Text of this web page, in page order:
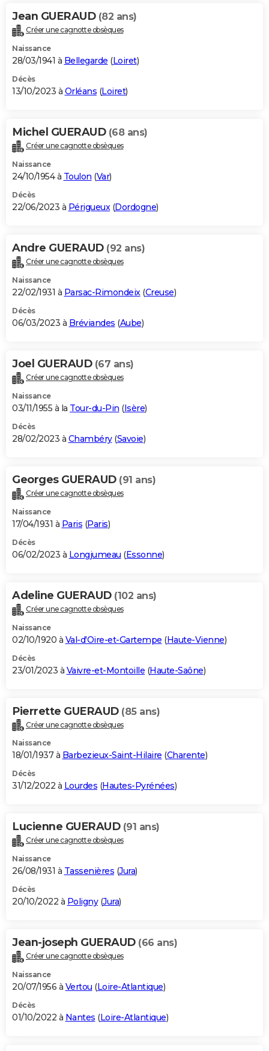
Jean GUERAUD (82 ans)
Créer une cagnotte obsèques
Naissance
28/03/1941 à Bellegarde (Loiret)
Décès
13/10/2023 à Orléans (Loiret)
Michel GUERAUD (68 ans)
Créer une cagnotte obsèques
Naissance
24/10/1954 à Toulon (Var)
Décès
22/06/2023 à Périgueux(Dordogne)
Andre GUERAUD (92 ans)
Créer une cagnotte obsèques
Naissance
22/02/1931 à Parsac-Rimondeix(Creuse)
Décès
06/03/2023 à Bréviandes (Aube)
Joel GUERAUD (67 ans)
Créer une cagnotte obsèques
Naissance
03/11/1955 à la Tour-du-Pin (Isère)
Décès
28/02/2023 à Chambéry(Savoie)
Georges GUERAUD (91 ans)
Créer une cagnotte obsèques
Naissance
17/04/1931 à Paris (Paris)
Décès
06/02/2023 à Longjumeau (Essonne)
Adeline GUERAUD (102 ans)
Créer une cagnotte obsèques
Naissance
02/10/1920 à Val-d'Oire-et-Gartempe (Haute-Vienne)
Décès
23/01/2023 à Vaivre-et-Montoille (Haute-Saône)
Pierrette GUERAUD (85 ans)
Créer une cagnotte obsèques
Naissance
18/01/1937 à Barbezieux-Saint-Hilaire (Charente)
Décès
31/12/2022 à Lourdes (Hautes-Pyrénées)
Lucienne GUERAUD (91 ans)
Créer une cagnotte obsèques
Naissance
26/08/1931 à Tassenières (Jura)
Décès
20/10/2022 à Poligny(Jura)
Jean-joseph GUERAUD (66 ans)
Créer une cagnotte obsèques
Naissance
20/07/1956 à Vertou (Loire-Atlantique)
Décès
01/10/2022 à Nantes (Loire-Atlantique)